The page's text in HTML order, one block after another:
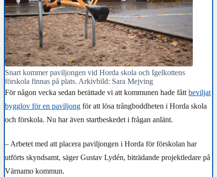
Snart kommer paviljongen vid Horda skola och Igelkottens
förskola finnas på plats. Arkivbild: Sara Mejving
För någon vecka sedan berättade vi att kommunen hade fått beviljat
bygglov för en paviljong för att lösa trångboddheten i Horda skola
och förskola. Nu har även startbeskedet i frågan anlänt.
– Arbetet med att placera paviljongen i Horda för förskolan har
utförts skyndsamt, säger Gustav Lydén, biträdande projektledare på
Värnamo kommun.